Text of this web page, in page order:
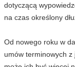
dotyczącą
na czas określony
Od nowego roku w
umów terminowych